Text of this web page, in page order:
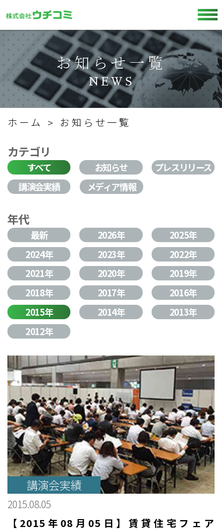
お知らせ一覧
NEWS
ホーム お知らせ一覧
カテゴリ
すべて お知らせ
プレスリリース
講演会実績
メディア情報
年代
最新 2026年
2025年
2024年
2023年
2022年
2021年
2020年
2019年
2018年
2017年
2016年
2015年
2014年
2013年
2012年
講演会実績
2015.08.05
【2015年08月05日】賃貸住宅フェア